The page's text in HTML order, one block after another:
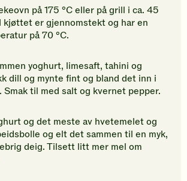
på 175 °C eller på grill i ca. 45
er gjennomstekt og har en
på 70 °C.
yoghurt, limesaft, tahini og
dill og mynte fint og bland det inn i
Smak til med salt og kvernet pepper.
og det meste av hvetemelet og
og elt det sammen til en myk,
deig. Tilsett litt mer mel om